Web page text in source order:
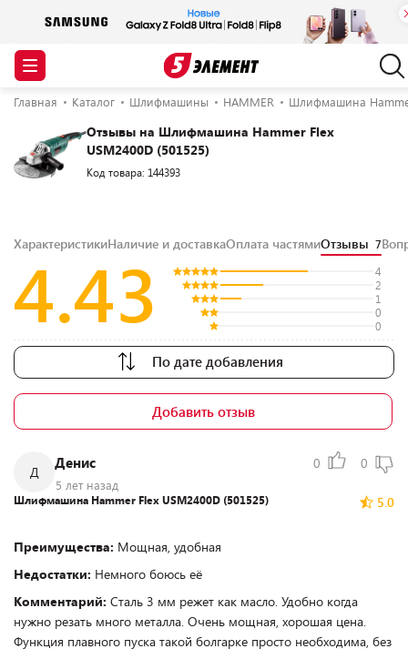
Главная Каталог Шлифмашины HAMMER Шлифмашина
Отзывы на Шлифмашина Hammer Flex
USM2400D (501525)
Код товара: 144393
ХарактеристикиНаличие и доставкаОплата частямиОтзывы 7
4.43
4
2
1
0
0
По дате добавления
Добавить отзыв
Д
Денис
5 лет назад
0 0
5.0
Шлифмашина Hammer Flex USM2400D (501525)
Преимущества: Мощная, удобная
Недостатки: Немного боюсь её
Комментарий: Сталь 3 мм режет как масло. Удобно когда
нужно резать много металла. Очень мощная, хорошая цена.
Функция плавного пуска такой болгарке просто необходима, без